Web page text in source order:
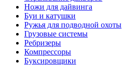
Ножи для дайвинга
Буи и катушки
Ружья для подводной охоты
Грузовые системы
Ребризеры
Компрессоры
Буксировщики